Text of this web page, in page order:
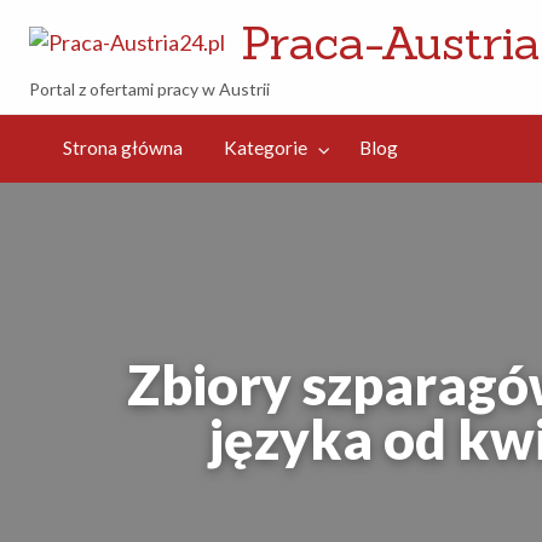
Praca-
Portal z ofertami pracy w Austrii
Strona główna Kategorie Blog
Zbiory
języka od